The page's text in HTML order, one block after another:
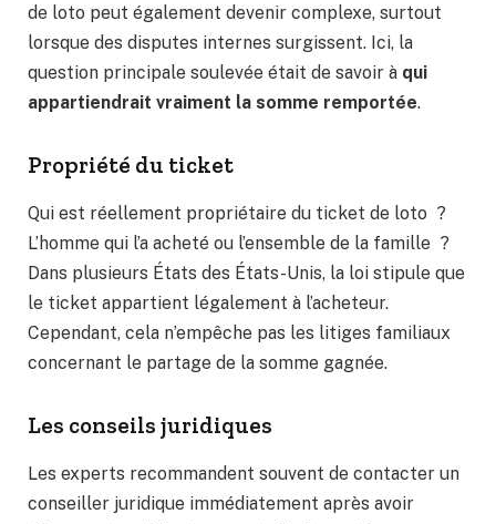
de loto peut également devenir complexe, surtout
lorsque des disputes internes surgissent. Ici, la
question principale soulevée était de savoir à qui
appartiendrait vraiment la somme remportée.
Propriété du ticket
Qui est réellement propriétaire du ticket de loto ?
L’homme qui l’a acheté ou l’ensemble de la famille ?
Dans plusieurs États des États-Unis, la loi stipule que
le ticket appartient légalement à l’acheteur.
Cependant, cela n’empêche pas les litiges familiaux
concernant le partage de la somme gagnée.
Les conseils juridiques
Les experts recommandent souvent de contacter un
conseiller juridique immédiatement après avoir